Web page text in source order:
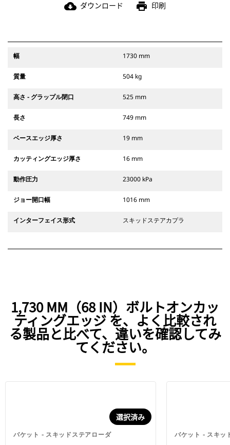
cloud_download ダウンロード print 印刷
幅 1730 mm
質量 504 kg
高さ - グラップル閉口 525 mm
長さ 749 mm
ベースエッジ厚さ 19 mm
カッティングエッジ厚さ 16 mm
動作圧力 23000 kPa
ジョー開口幅 1016 mm
インターフェイス形式 スキッドステアカプラ
1,730 MM（68 IN）ボルトオンカッ
ティングエッジ を、よく比較され
る製品と比べて、違いを確認してみ
てください。
バケット - スキッドステアローダ
選択済み
バケット - スキッ